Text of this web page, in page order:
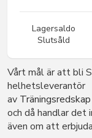
Lagersaldo
Slutsåld
Vårt mål är att bli
helhetsleverantör
av Träningsredskap
och då handlar det
även om att